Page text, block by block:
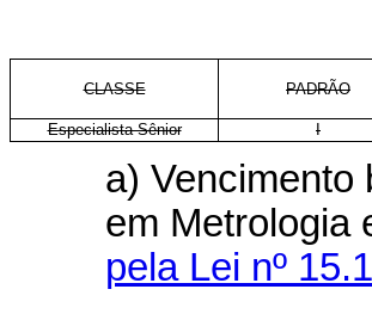
CLASSE
PADRÃO
Especialista Sênior
I
a) Vencimento
em
pela Lei nº